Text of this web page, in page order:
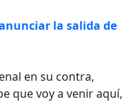
la salida de
en su contra,
que voy a venir aquí,